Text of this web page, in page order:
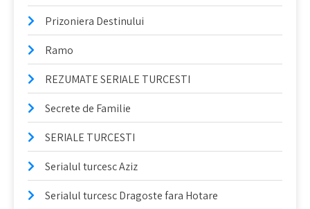
Prizoniera Destinului
Ramo
REZUMATE SERIALE TURCESTI
Secrete de Familie
SERIALE TURCESTI
Serialul turcesc Aziz
Serialul turcesc Dragoste fara Hotare